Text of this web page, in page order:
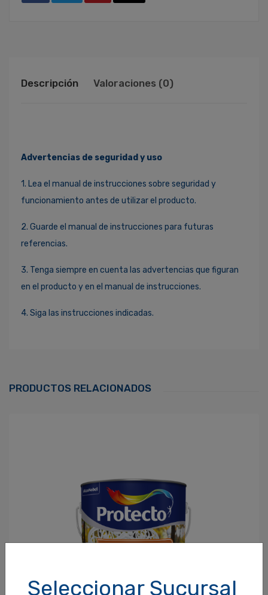
Seleccionar Sucursal
Descripción Valoraciones (0)
Advertencias de seguridad y uso
1. Lea el manual de instrucciones sobre seguridad y
funcionamiento antes de utilizar el producto.
2. Guarde el manual de instrucciones para futuras
referencias.
3. Tenga siempre en cuenta las advertencias que figuran
en el producto y en el manual de instrucciones.
4. Siga las instrucciones indicadas.
¿Olvidaste tu Contraseña?
Recordarme ACCEDER
PRODUCTOS RELACIONADOS